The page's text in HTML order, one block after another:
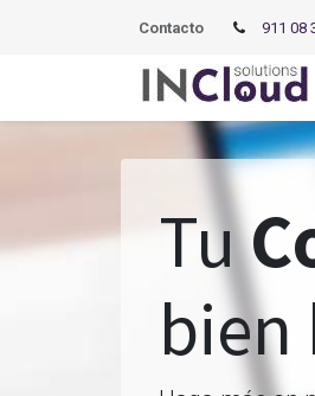
Contacto 911 08
Tu
bien